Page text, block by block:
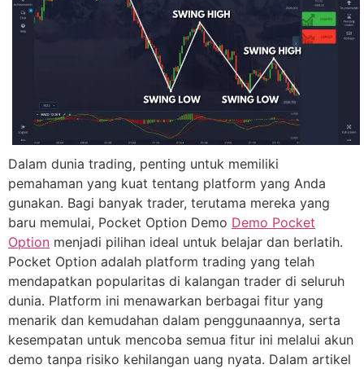
Dalam dunia trading, penting untuk memiliki
pemahaman yang kuat tentang platform yang Anda
gunakan. Bagi banyak trader, terutama mereka yang
baru memulai, Pocket Option Demo Demo Pocket
Option menjadi pilihan ideal untuk belajar dan berlatih.
Pocket Option adalah platform trading yang telah
mendapatkan popularitas di kalangan trader di seluruh
dunia. Platform ini menawarkan berbagai fitur yang
menarik dan kemudahan dalam penggunaannya, serta
kesempatan untuk mencoba semua fitur ini melalui akun
demo tanpa risiko kehilangan uang nyata. Dalam artikel